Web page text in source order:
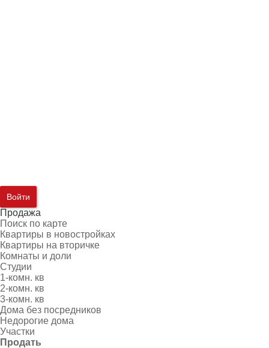
Войти
Продажа
Поиск по карте
Квартиры в новостройках
Квартиры на вторичке
Комнаты и доли
Студии
1-комн. кв
2-комн. кв
3-комн. кв
Дома без посредников
Недорогие дома
Участки
Продать